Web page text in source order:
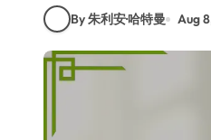
By 朱利安·哈特曼 Aug